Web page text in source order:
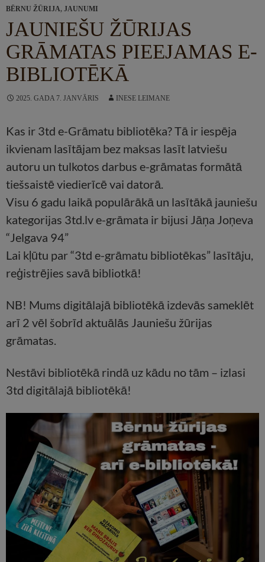
BĒRNU ŽŪRIJA, JAUNUMI
JAUNIEŠU ŽŪRIJAS
GRĀMATAS PIEEJAMAS E-
BIBLIOTĒKĀ
2025. GADA 7. JANVĀRIS INESE LEIMANE
Kas ir 3td e-Grāmatu bibliotēka? Tā ir iespēja
ikvienam lasītājam bez maksas lasīt latviešu
autoru un tulkotos darbus e-grāmatas formātā
tiešsaistē viedierīcē vai datorā.
Visu 6 gadu laikā populārākā un lasītākā jauniešu
kategorijas 3td.lv e-grāmata ir bijusi Jāņa Joņeva
“Jelgava 94”
Lai kļūtu par “3td e-grāmatu bibliotēkas” lasītāju,
reģistrējies savā bibliotkā!
NB! Mums digitālajā bibliotēkā izdevās sameklēt
arī 2 vēl šobrīd aktuālās Jauniešu žūrijas
grāmatas.
Nestāvi bibliotēkā rindā uz kādu no tām – izlasi
3td digitālajā bibliotēkā!